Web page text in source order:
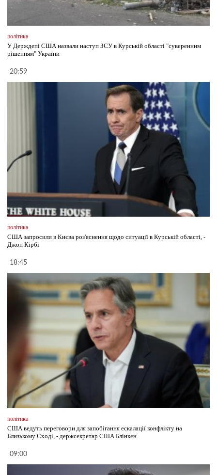
політика
У Держдепі США назвали наступ ЗСУ в Курській області "суверенним
рішенням" України
20:59
політика
США запросили в Києва роз'яснення щодо ситуації в Курській області, -
Джон Кірбі
18:45
політика
США ведуть переговори для запобігання ескалації конфлікту на
Близькому Сході, - держсекретар США Блінкен
09:00